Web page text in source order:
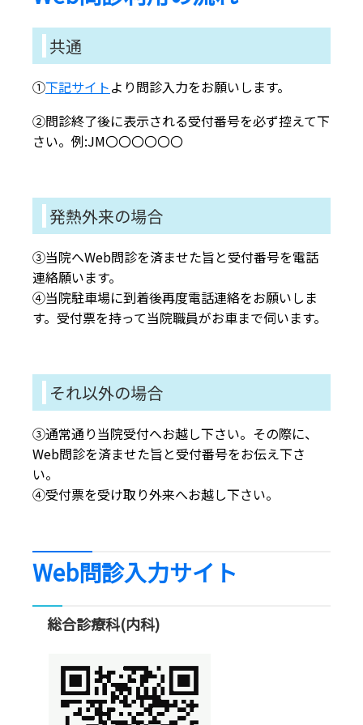
共通
①下記サイトより問診入力をお願いします。
②問診終了後に表示される受付番号を必ず控えて下
さい。例:JM〇〇〇〇〇〇
発熱外来の場合
③当院へWeb問診を済ませた旨と受付番号を電話
連絡願います。
④当院駐車場に到着後再度電話連絡をお願いしま
す。受付票を持って当院職員がお車まで伺います。
それ以外の場合
③通常通り当院受付へお越し下さい。その際に、
Web問診を済ませた旨と受付番号をお伝え下さ
い。
④受付票を受け取り外来へお越し下さい。
Web問診入力サイト
総合診療科(内科)